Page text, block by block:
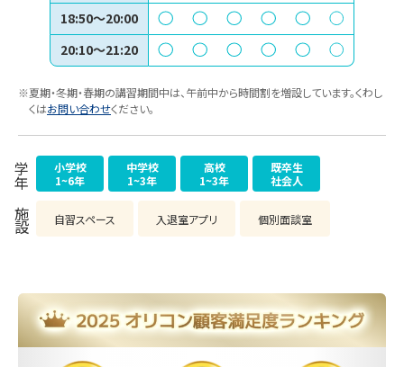
18:50〜20:00
20:10〜21:20
※夏期・冬期・春期の講習期間中は、午前中から時間割を増設しています。くわし
くはお問い合わせください。
学年
小学校
1~6年
中学校
1~3年
高校
1~3年
既卒生
社会人
施設 自習スペース 入退室アプリ 個別面談室